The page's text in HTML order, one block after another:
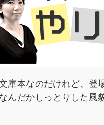
庫本なのだけれど、
んだかしっとりした